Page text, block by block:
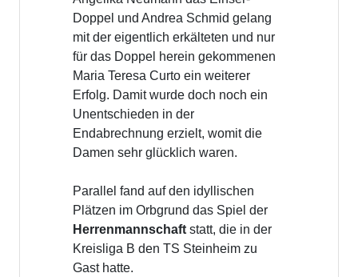
Doppel und Andrea Schmid gelang
mit der eigentlich erkälteten und nur
für das Doppel herein gekommenen
Maria Teresa Curto ein weiterer
Erfolg. Damit wurde doch noch ein
Unentschieden in der
Endabrechnung erzielt, womit die
Damen sehr glücklich waren.
Parallel fand auf den idyllischen
Plätzen im Orbgrund das Spiel der
Herrenmannschaftstatt, die in der
Kreisliga B den TS Steinheim zu
Gast hatte.